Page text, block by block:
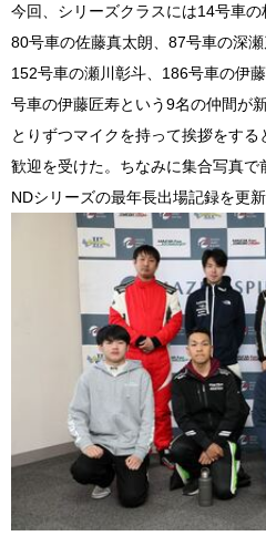
今回、シリーズクラスには14号車の
80号車の佐藤真太朗、87号車の深
152号車の瀬川彰斗、186号車の伊
号車の伊藤匠寿という9名の仲間が
とりずつマイクを持って挨拶をす
歓迎を受けた。ちなみに集合写真
NDシリーズの最年長出場記録を更新